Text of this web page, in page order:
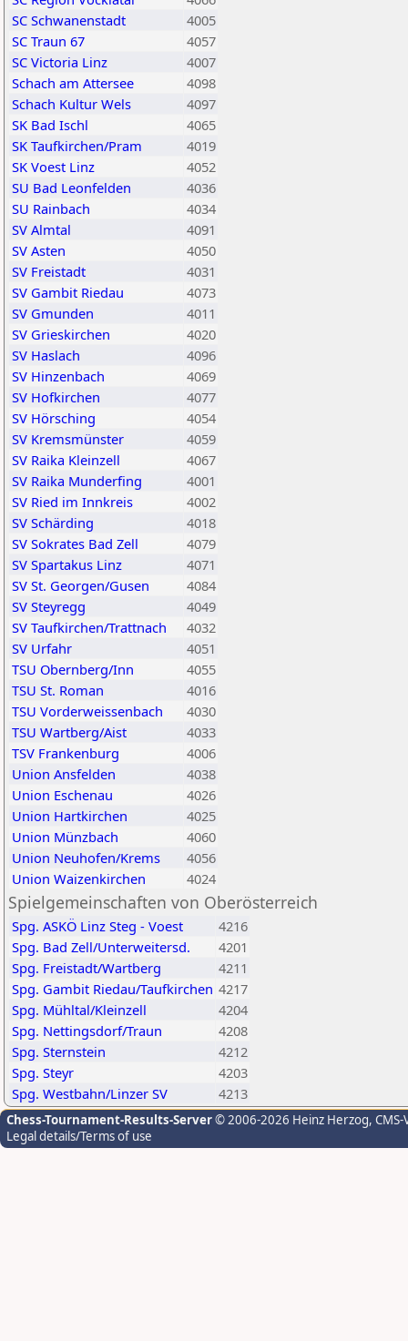
SC Schwanenstadt
4005
SC Traun 67
4057
SC Victoria Linz
4007
Schach am Attersee
4098
Schach Kultur Wels
4097
SK Bad Ischl
4065
SK Taufkirchen/Pram
4019
SK Voest Linz
4052
SU Bad Leonfelden
4036
SU Rainbach
4034
SV Almtal
4091
SV Asten
4050
SV Freistadt
4031
SV Gambit Riedau
4073
SV Gmunden
4011
SV Grieskirchen
4020
SV Haslach
4096
SV Hinzenbach
4069
SV Hofkirchen
4077
SV Hörsching
4054
SV Kremsmünster
4059
SV Raika Kleinzell
4067
SV Raika Munderfing
4001
SV Ried im Innkreis
4002
SV Schärding
4018
SV Sokrates Bad Zell
4079
SV Spartakus Linz
4071
SV St. Georgen/Gusen
4084
SV Steyregg
4049
SV Taufkirchen/Trattnach
4032
SV Urfahr
4051
TSU Obernberg/Inn
4055
TSU St. Roman
4016
TSU Vorderweissenbach
4030
TSU Wartberg/Aist
4033
TSV Frankenburg
4006
Union Ansfelden
4038
Union Eschenau
4026
Union Hartkirchen
4025
Union Münzbach
4060
Union Neuhofen/Krems
4056
Union Waizenkirchen
4024
Spielgemeinschaften von Oberösterreich
Spg. ASKÖ Linz Steg - Voest
4216
Spg. Bad Zell/Unterweitersd.
4201
Spg. Freistadt/Wartberg
4211
Spg. Gambit Riedau/Taufkirchen 4217
Spg. Mühltal/Kleinzell
4204
Spg. Nettingsdorf/Traun
4208
Spg. Sternstein
4212
Spg. Steyr
4203
Spg. Westbahn/Linzer SV
4213
Chess-Tournament-Results-Server© 2006-2026 Heinz Herzog,
Legal details/Terms of use